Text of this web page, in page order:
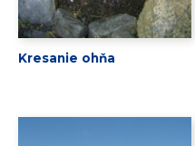
Kresanie ohňa